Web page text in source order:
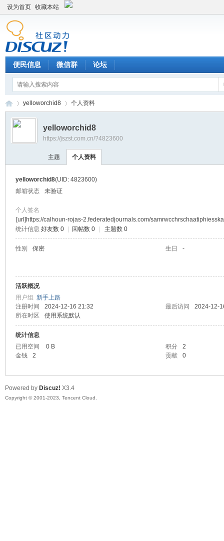
设为首页 收藏本站
便民信息 微信群 论坛
›
yelloworchid8 个人资料
yelloworchid8
https://jszst.com.cn/?4823600
主题 个人资料
yelloworchid8(UID: 4823600)
邮箱状态
未验证
个人签名
[url]https://calhoun-rojas-2.federatedjournals.com/
统计信息 好友数 0 回帖数 0 主题数 0
性别 保密 生日 -
活跃概况
用户组 新手上路
注册时间
2024-12-16 21:32 最后访问
2024-12-
所在时区
使用系统默认
统计信息
已用空间
0 B 积分
2
金钱
2 贡献 0
Powered by Discuz! X3.4
Copyright © 2001-2023, Tencent Cloud.